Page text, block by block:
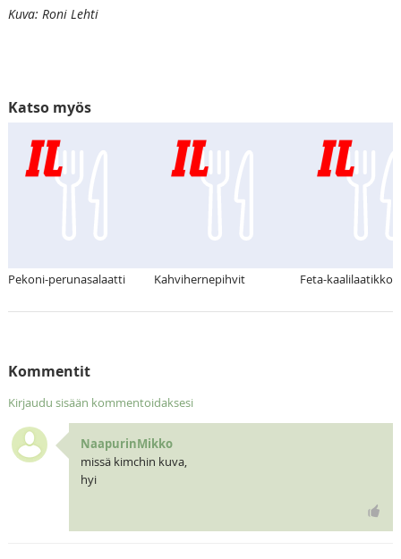
Kuva: Roni Lehti
Katso myös
Pekoni-perunasalaatti Kahvihernepihvit Feta-kaalilaatikko
Kommentit
Kirjaudu sisään kommentoidaksesi
NaapurinMikko
missä kimchin kuva,
hyi